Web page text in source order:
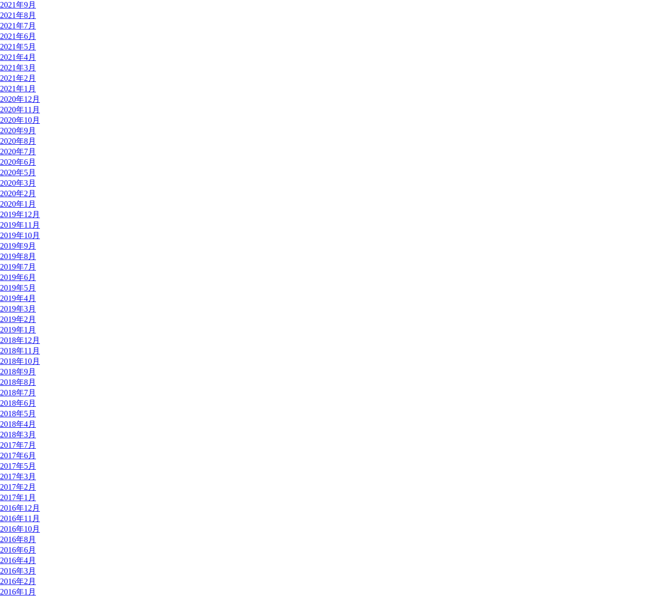
2021年9月
2021年8月
2021年7月
2021年6月
2021年5月
2021年4月
2021年3月
2021年2月
2021年1月
2020年12月
2020年11月
2020年10月
2020年9月
2020年8月
2020年7月
2020年6月
2020年5月
2020年3月
2020年2月
2020年1月
2019年12月
2019年11月
2019年10月
2019年9月
2019年8月
2019年7月
2019年6月
2019年5月
2019年4月
2019年3月
2019年2月
2019年1月
2018年12月
2018年11月
2018年10月
2018年9月
2018年8月
2018年7月
2018年6月
2018年5月
2018年4月
2018年3月
2017年7月
2017年6月
2017年5月
2017年3月
2017年2月
2017年1月
2016年12月
2016年11月
2016年10月
2016年8月
2016年6月
2016年4月
2016年3月
2016年2月
2016年1月